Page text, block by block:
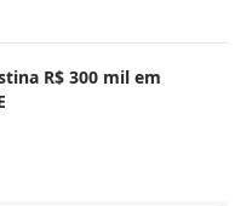
R$ 300 mil em